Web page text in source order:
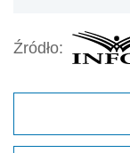
Źródło: